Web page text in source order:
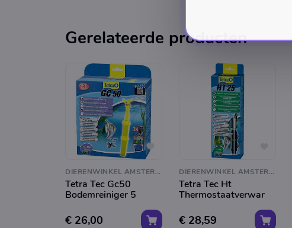
Gerelateerde producten
DIERENWINKEL AMSTERDAM
Tetra Tec Gc50
Bodemreiniger 5
€ 26,00
DIERENWINKEL AMSTERDAM
Tetra Tec Ht
Thermostaatverwar
€ 28,59